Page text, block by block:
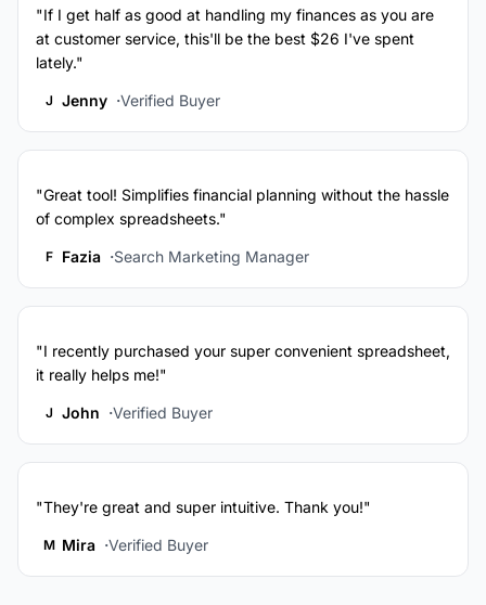
"If I get half as good at handling my finances as you are
at customer service, this'll be the best $26 I've spent
lately."
J Jenny Verified Buyer
"Great tool! Simplifies financial planning without the hassle
of complex spreadsheets."
F Fazia Search Marketing Manager
"I recently purchased your super convenient spreadsheet,
it really helps me!"
J John Verified Buyer
"They're great and super intuitive. Thank you!"
M Mira Verified Buyer